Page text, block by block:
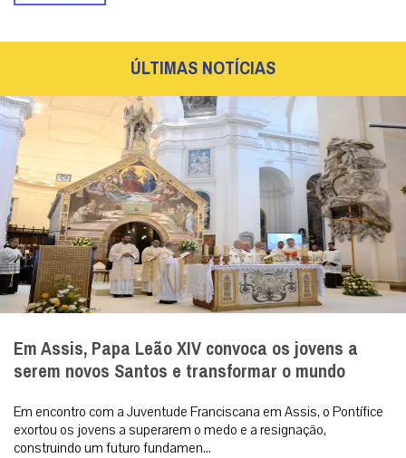
ÚLTIMAS NOTÍCIAS
Em Assis, Papa Leão XIV convoca os jovens a
serem novos Santos e transformar o mundo
Em encontro com a Juventude Franciscana em Assis, o Pontífice
exortou os jovens a superarem o medo e a resignação,
construindo um futuro fundamen...